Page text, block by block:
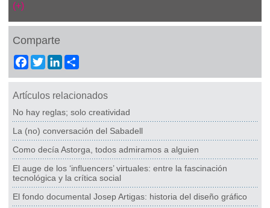
(+)
Comparte
Facebook
TwitterLinkedIn
Artículos relacionados
No hay reglas; solo creatividad
La (no) conversación del Sabadell
Como decía Astorga, todos admiramos a alguien
El auge de los ‘influencers’ virtuales: entre la fascinación
tecnológica y la crítica social
El fondo documental Josep Artigas: historia del diseño gráfico